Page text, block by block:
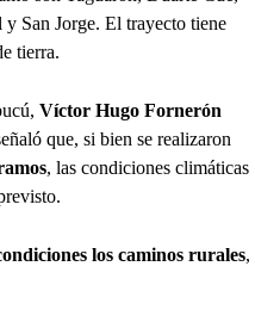
y San Jorge. El trayecto tiene
tierra.
Víctor Hugo Fornerón
que, si bien se realizaron
, las condiciones climáticas
los caminos rurales,